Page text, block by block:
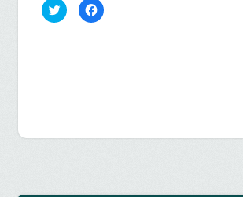
H
a
p
H
a
p